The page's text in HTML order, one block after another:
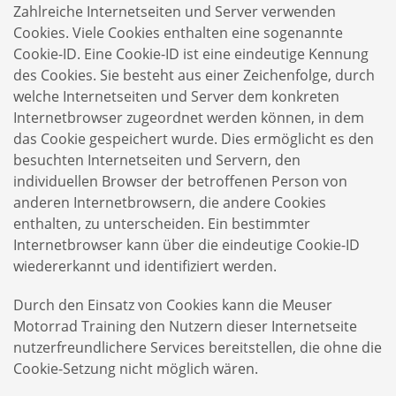
Zahlreiche Internetseiten und Server verwenden
Cookies. Viele Cookies enthalten eine sogenannte
Cookie-ID. Eine Cookie-ID ist eine eindeutige Kennung
des Cookies. Sie besteht aus einer Zeichenfolge, durch
welche Internetseiten und Server dem konkreten
Internetbrowser zugeordnet werden können, in dem
das Cookie gespeichert wurde. Dies ermöglicht es den
besuchten Internetseiten und Servern, den
individuellen Browser der betroffenen Person von
anderen Internetbrowsern, die andere Cookies
enthalten, zu unterscheiden. Ein bestimmter
Internetbrowser kann über die eindeutige Cookie-ID
wiedererkannt und identifiziert werden.
Durch den Einsatz von Cookies kann die Meuser
Motorrad Training den Nutzern dieser Internetseite
nutzerfreundlichere Services bereitstellen, die ohne die
Cookie-Setzung nicht möglich wären.